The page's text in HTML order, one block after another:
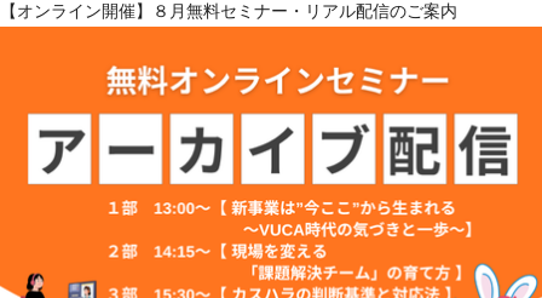
【オンライン開催】８月無料セミナー・リアル配信のご案内